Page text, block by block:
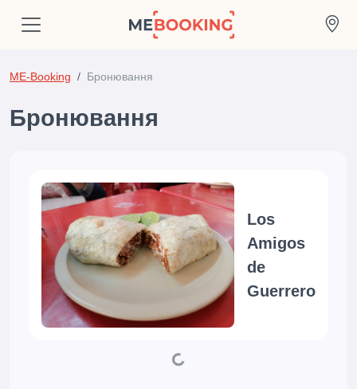
ME-Booking Бронювання
Бронювання
Los
Amigos
de
Guerrero